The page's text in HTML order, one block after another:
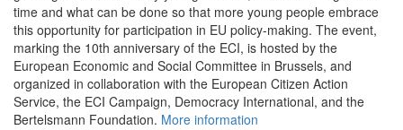
time and what can be done so that more young people embrace
this opportunity for participation in EU policy-making. The event,
marking the 10th anniversary of the ECI, is hosted by the
European Economic and Social Committee in Brussels, and
organized in collaboration with the European Citizen Action
Service, the ECI Campaign, Democracy International, and the
Bertelsmann Foundation. More information